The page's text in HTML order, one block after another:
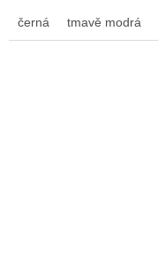
černá tmavě modrá